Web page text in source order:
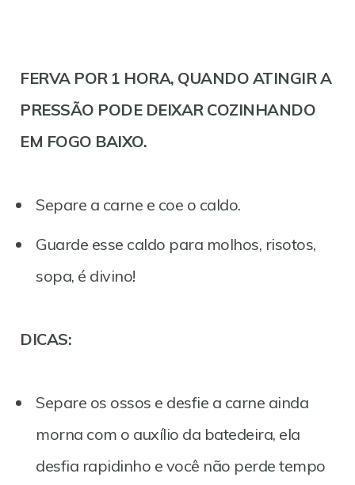
FERVA POR 1 HORA, QUANDO ATINGIR A
PRESSÃO PODE DEIXAR COZINHANDO
EM FOGO BAIXO.
Separe a carne e coe o caldo.
Guarde esse caldo para molhos, risotos,
sopa, é divino!
DICAS:
Separe os ossos e desfie a carne ainda
morna com o auxílio da batedeira, ela
desfia rapidinho e você não perde tempo